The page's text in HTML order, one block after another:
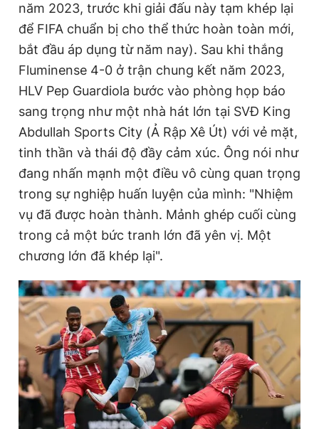
Đọc Thanh Niên trên điện thoại
0906 645 777
Liên hệ quảng cáo
0908 780 404
Đặt báo Quảng cáo RSS
Tổng biên tập: Nguyễn Ngọc Toàn
Phó tổng biên tập thường trực: Hải Thành
Phó tổng biên tập: Lâm Hiếu Dũng
Phó tổng biên tập: Trần Việt Hưng
Tổng thư ký tòa soạn: Đức Trung
Giấy phép xuất bản số 110/GP - BTTTT cấp ngày 24.3.2020
© 2003-2026 Bản quyền thuộc về Báo Thanh Niên. Cấm sao
chép dưới mọi hình thức nếu không có sự chấp thuận bằng văn
bản. Phát triển bởi ePi Technologies, JSC.
năm 2023, trước khi giải đấu này tạm khép lại
để FIFA chuẩn bị cho thể thức hoàn toàn mới,
bắt đầu áp dụng từ năm nay). Sau khi thắng
Fluminense 4-0 ở trận chung kết năm 2023,
HLV Pep Guardiola bước vào phòng họp báo
sang trọng như một nhà hát lớn tại SVĐ King
Abdullah Sports City (Ả Rập Xê Út) với vẻ mặt,
tinh thần và thái độ đầy cảm xúc. Ông nói như
đang nhấn mạnh một điều vô cùng quan trọng
trong sự nghiệp huấn luyện của mình: "Nhiệm
vụ đã được hoàn thành. Mảnh ghép cuối cùng
trong cả một bức tranh lớn đã yên vị. Một
chương lớn đã khép lại".